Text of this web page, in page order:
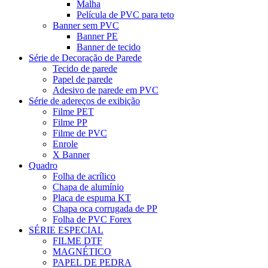
Malha
Película de PVC para teto
Banner sem PVC
Banner PE
Banner de tecido
Série de Decoração de Parede
Tecido de parede
Papel de parede
Adesivo de parede em PVC
Série de adereços de exibição
Filme PET
Filme PP
Filme de PVC
Enrole
X Banner
Quadro
Folha de acrílico
Chapa de alumínio
Placa de espuma KT
Chapa oca corrugada de PP
Folha de PVC Forex
SÉRIE ESPECIAL
FILME DTF
MAGNÉTICO
PAPEL DE PEDRA